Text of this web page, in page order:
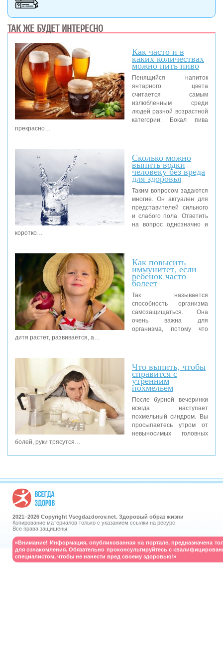
ТАК ЖЕ БУДЕТ ИНТЕРЕСНО
Как часто и в
каких количествах
можно пить пиво
Пенящийся напиток
янтарного цвета
считается самым
излюбленным среди
людей разной возрастной
категории. Бокал пива
прекрасно…
Сколько можно
выпить водки
человеку без вреда
для здоровья
Таким вопросом задаются
многие. Он актуален для
представителей сильного
и слабого пола. Ответить
на вопрос однозначно и
коротко…
Как повысить
иммунитет, если
ребенок часто
болеет
Так называется
способность организма
самозащищаться. Она
очень важна для
организма, потому что
дитя растет, развивается, а…
Что выпить, чтобы
справится с
утренним
похмельем
После бурной вечеринки
всегда наступает
похмельный синдром. Вы
просыпаетесь утром от
невыносимых головных
болей, руки трясутся…
2021–2026 Copyright Vsegdazdorov.net. Здоровый образ жизни
Копирование материалов только с указанием ссылки на ресурс.
Все права защищены.
«Внимание! Информация, опубликованная на портале, предназначена
для ознакомления. Обязательно проконсультируйтесь с
специалистом, чтобы не нанести вред своему здоровью!»